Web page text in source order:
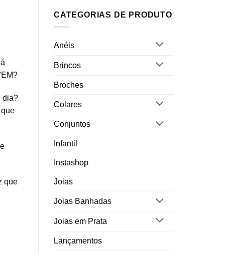
dia?
que
CATEGORIAS DE PRODUTO
Anéis
Brincos
Broches
Colares
Conjuntos
Infantil
Instashop
Joias
Joias Banhadas
Joias em Prata
Lançamentos